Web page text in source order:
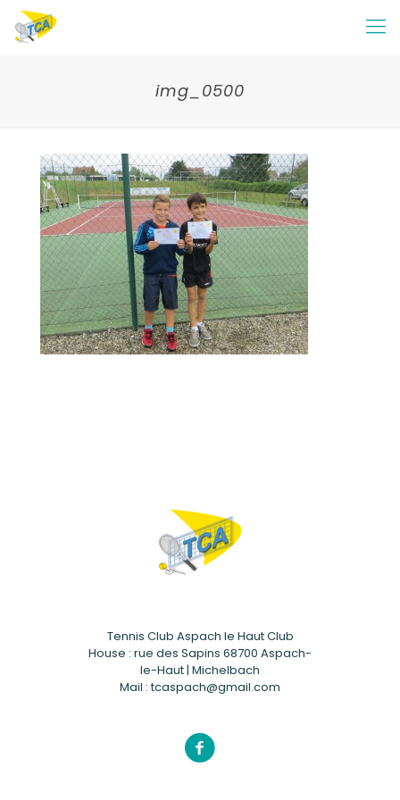
img_0500
Tennis Club Aspach le Haut Club
House : rue des Sapins 68700 Aspach-
le-Haut | Michelbach
Mail : tcaspach@gmail.com